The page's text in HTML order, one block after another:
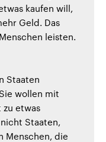
kaufen will,
Geld. Das
leisten.
Staaten
wollen mit
zu etwas
Staaten,
Menschen, die